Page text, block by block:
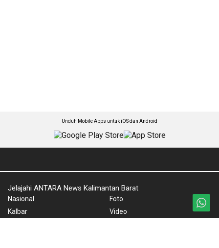
Unduh Mobile Apps untuk iOS dan Android
Jelajahi ANTARA News Kalimantan Barat
Nasional
Kalbar
Foto
Video